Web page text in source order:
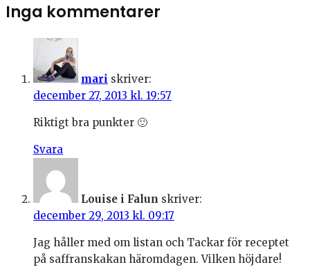
Inga kommentarer
mari skriver:
december 27, 2013 kl. 19:57
Riktigt bra punkter 🙂
Svara
Louise i Falun skriver:
december 29, 2013 kl. 09:17
Jag håller med om listan och Tackar för receptet
på saffranskakan häromdagen. Vilken höjdare!